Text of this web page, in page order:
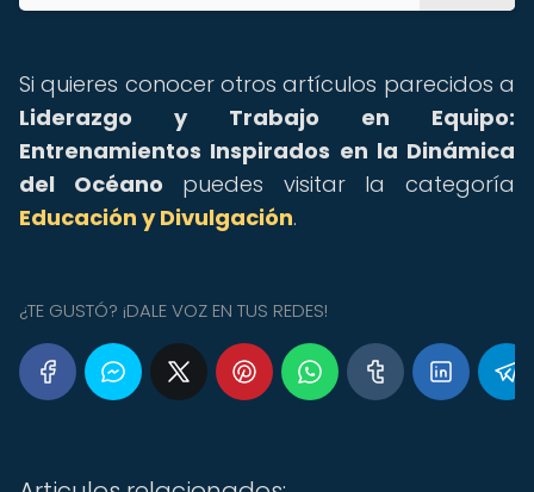
Si quieres conocer otros artículos parecidos a
Liderazgo y Trabajo en Equipo:
Entrenamientos Inspirados en la Dinámica
del Océano puedes visitar la categoría
Educación y Divulgación.
¿TE GUSTÓ? ¡DALE VOZ EN TUS REDES!